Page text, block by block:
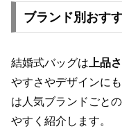
ブランド別おす
結婚式バッグは 上品
やすさやデザインに
は人気ブランドごと
やすく紹介します。